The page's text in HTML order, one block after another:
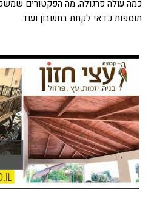
כמה עולה פרגולה, מה הפקטורים
תוספות כדאי לקחת בחשבון ועוד.